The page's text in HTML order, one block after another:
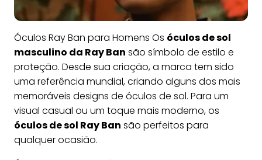
Óculos Ray Ban para Homens Os óculos de sol
masculino da Ray Ban são símbolo de estilo e
proteção. Desde sua criação, a marca tem sido
uma referência mundial, criando alguns dos mais
memoráveis designs de óculos de sol. Para um
visual casual ou um toque mais moderno, os
óculos de sol Ray Ban são perfeitos para
qualquer ocasião.